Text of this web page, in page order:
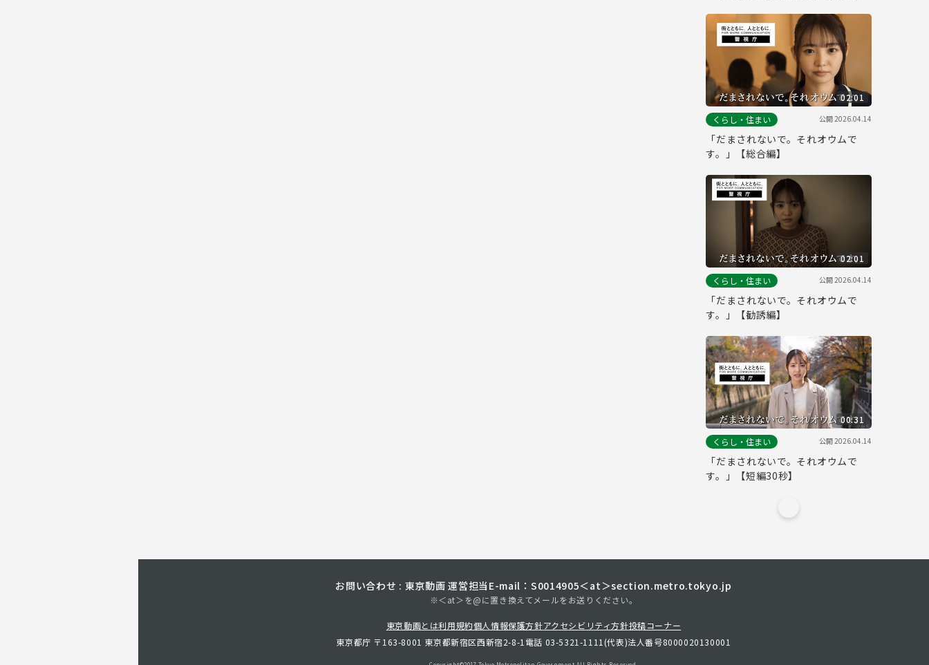
02:01
くらし・住まい
公開2026.04.14
「だまされないで。それオウムで
す。」【総合編】
02:01
くらし・住まい
公開2026.04.14
「だまされないで。それオウムで
す。」【勧誘編】
00:31
くらし・住まい
公開2026.04.14
「だまされないで。それオウムで
す。」【短編30秒】
お問い合わせ : 東京動画 運営担当 E-mail：S0014905＜at＞section.metro.tokyo.jp
※＜at＞を@に置き換えてメールをお送りください。
東京動画とは利用規約個人情報保護方針アクセシビリティ方針投稿コーナー
東京都庁 〒163-8001 東京都新宿区西新宿2-8-1 電話 03-5321-1111(代表)法人番号8000020130001